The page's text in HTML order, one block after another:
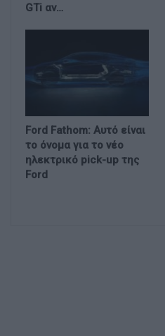
GTi αν…
Ford Fathom: Αυτό είναι
το όνομα για το νέο
ηλεκτρικό pick-up της
Ford